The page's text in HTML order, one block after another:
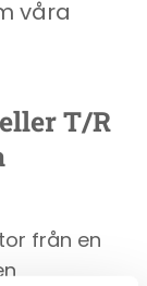
våra
T/R
från en